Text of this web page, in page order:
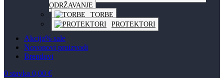
ODRŽAVANJE
TORBE
PROTEKTORI
Akcija% sale
Novonovi proizvodi
Brendovi
0 stavka 0,00 €